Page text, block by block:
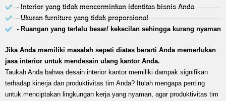
- Interior yang tidak mencerminkan identitas bisnis Anda
- Ukuran furniture yang tidak proporsional
- Ruangan yang terlalu besar/ kekecilan sehingga kurang nyaman
Jika Anda memiliki masalah sepeti diatas berarti Anda memerlukan
jasa interior untuk mendesain ulang kantor Anda.
Taukah Anda bahwa desain interior kantor memiliki dampak signifikan
terhadap kinerja dan produktivitas tim Anda? Itulah mengapa penting
untuk menciptakan lingkungan kerja yang nyaman, agar produktivitas tim